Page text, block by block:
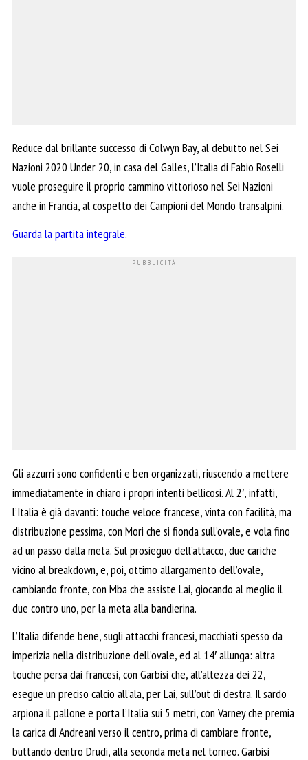
Reduce dal brillante successo di Colwyn Bay, al debutto nel Sei
Nazioni 2020 Under 20, in casa del Galles, l’Italia di Fabio Roselli
vuole proseguire il proprio cammino vittorioso nel Sei Nazioni
anche in Francia, al cospetto dei Campioni del Mondo transalpini.
Guarda la partita integrale.
Gli azzurri sono confidenti e ben organizzati, riuscendo a mettere
immediatamente in chiaro i propri intenti bellicosi. Al 2′, infatti,
l’Italia è già davanti: touche veloce francese, vinta con facilità, ma
distribuzione pessima, con Mori che si fionda sull’ovale, e vola fino
ad un passo dalla meta. Sul prosieguo dell’attacco, due cariche
vicino al breakdown, e, poi, ottimo allargamento dell’ovale,
cambiando fronte, con Mba che assiste Lai, giocando al meglio il
due contro uno, per la meta alla bandierina.
L’Italia difende bene, sugli attacchi francesi, macchiati spesso da
imperizia nella distribuzione dell’ovale, ed al 14′ allunga: altra
touche persa dai francesi, con Garbisi che, all’altezza dei 22,
esegue un preciso calcio all’ala, per Lai, sull’out di destra. Il sardo
arpiona il pallone e porta l’Italia sui 5 metri, con Varney che premia
la carica di Andreani verso il centro, prima di cambiare fronte,
buttando dentro Drudi, alla seconda meta nel torneo. Garbisi